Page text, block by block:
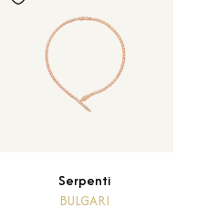
Serpenti
BULGARI